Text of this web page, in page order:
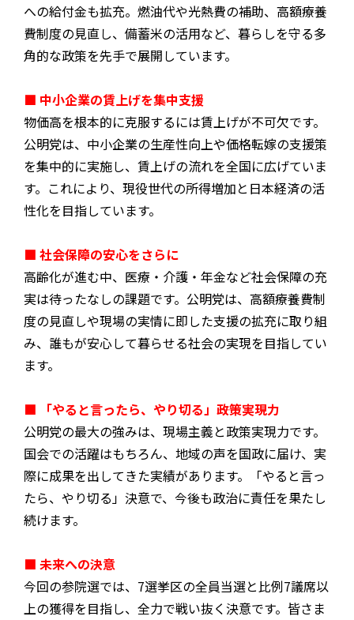
への給付金も拡充。燃油代や光熱費の補助、高額療養
費制度の見直し、備蓄米の活用など、暮らしを守る多
角的な政策を先手で展開しています。
■ 中小企業の賃上げを集中支援
物価高を根本的に克服するには賃上げが不可欠です。
公明党は、中小企業の生産性向上や価格転嫁の支援策
を集中的に実施し、賃上げの流れを全国に広げていま
す。これにより、現役世代の所得増加と日本経済の活
性化を目指しています。
■ 社会保障の安心をさらに
高齢化が進む中、医療・介護・年金など社会保障の充
実は待ったなしの課題です。公明党は、高額療養費制
度の見直しや現場の実情に即した支援の拡充に取り組
み、誰もが安心して暮らせる社会の実現を目指してい
ます。
■ 「やると言ったら、やり切る」――政策実現力
公明党の最大の強みは、現場主義と政策実現力です。
国会での活躍はもちろん、地域の声を国政に届け、実
際に成果を出してきた実績があります。「やると言っ
たら、やり切る」決意で、今後も政治に責任を果たし
続けます。
■ 未来への決意
今回の参院選では、7選挙区の全員当選と比例7議席以
上の獲得を目指し、全力で戦い抜く決意です。皆さま